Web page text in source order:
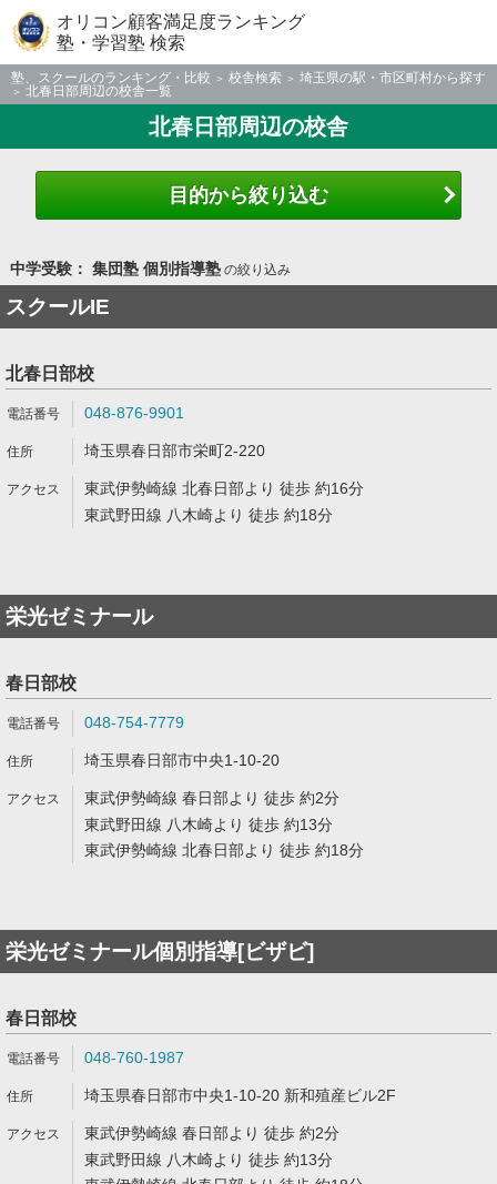
オリコン顧客満足度ランキング
塾・学習塾 検索
塾、スクールのランキング・比較 校舎検索
埼玉県の駅・市区町村から探す
北春日部周辺の校舎一覧
北春日部周辺の校舎
目的から絞り込む
中学受験： 集団塾 個別指導塾の絞り込み
スクールIE
北春日部校
048-876-9901
埼玉県春日部市栄町2-220
東武伊勢崎線 北春日部より 徒歩 約16分
東武野田線 八木崎より 徒歩 約18分
栄光ゼミナール
春日部校
048-754-7779
埼玉県春日部市中央1-10-20
東武伊勢崎線 春日部より 徒歩 約2分
東武野田線 八木崎より 徒歩 約13分
東武伊勢崎線 北春日部より 徒歩 約18分
栄光ゼミナール個別指導[ビザビ]
春日部校
048-760-1987
埼玉県春日部市中央1-10-20 新和殖産ビル2F
東武伊勢崎線 春日部より 徒歩 約2分
東武野田線 八木崎より 徒歩 約13分